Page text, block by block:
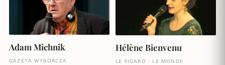
Adam Michnik
GAZETA WYBORCZA
Hélène Bienvenu
LE FIGARO · LE MONDE